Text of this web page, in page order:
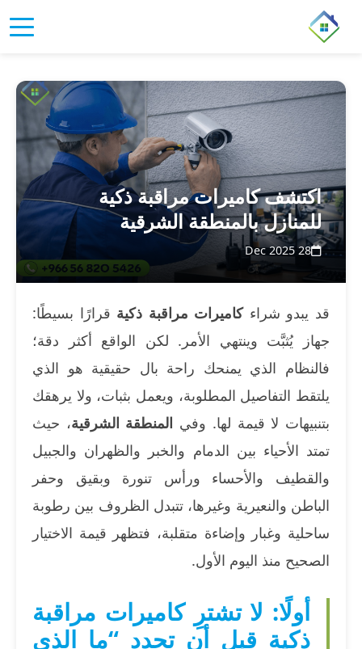
اكتشف كاميرات مراقبة ذكية
للمنازل بالمنطقة الشرقية
28 Dec 2025
قد يبدو شراءكاميرات مراقبة ذكية قرارًا بسيطًا:
جهاز يُثبَّت وينتهي الأمر. لكن الواقع أكثر دقة؛
فالنظام الذي يمنحك راحة بال حقيقية هو الذي
يلتقط التفاصيل المطلوبة، ويعمل بثبات، ولا يرهقك
بتنبيهات لا قيمة لها. وفي المنطقة الشرقية، حيث
تمتد الأحياء بين الدمام والخبر والظهران والجبيل
والقطيف والأحساء ورأس تنورة وبقيق وحفر
الباطن والنعيرية وغيرها، تتبدل الظروف بين رطوبة
ساحلية وغبار وإضاءة متقلبة، فتظهر قيمة الاختيار
الصحيح منذ اليوم الأول.
أولًا: لا تشترِ كاميرات مراقبة
ذكية قبل أن تحدد “ما الذي